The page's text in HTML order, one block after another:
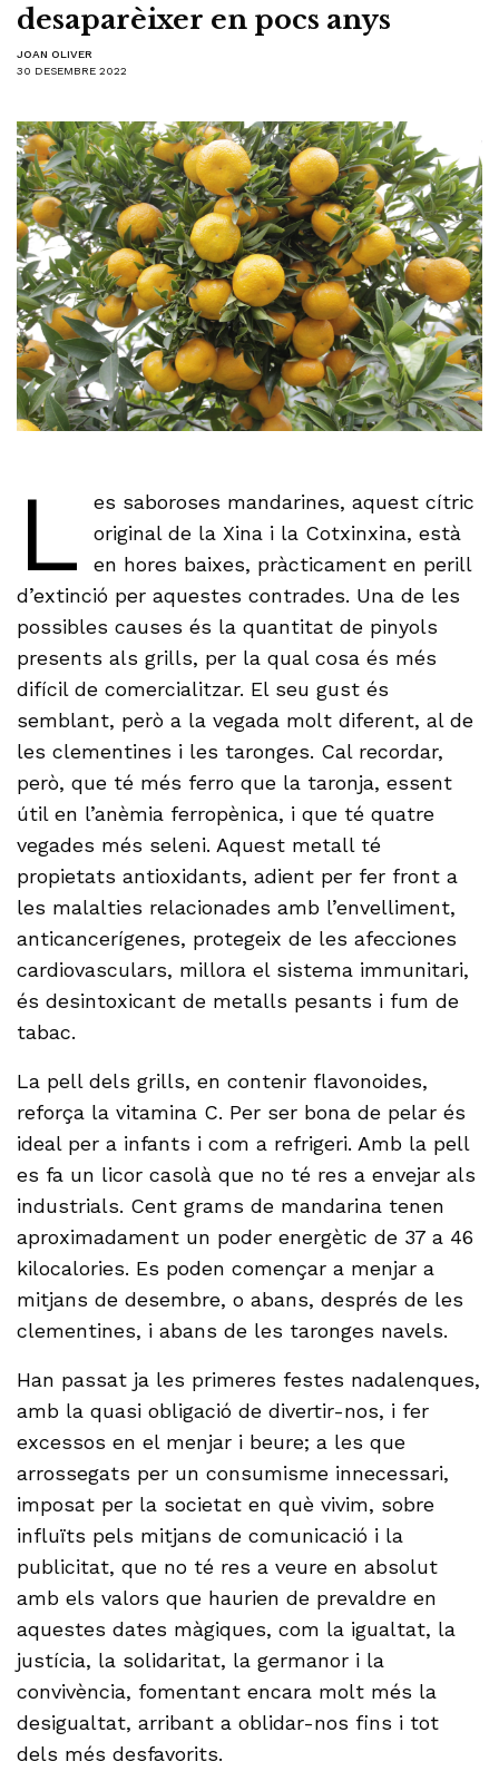
desaparèixer en pocs anys
JOAN OLIVER
30 DESEMBRE 2022
L
es saboroses mandarines, aquest cítric
original de la Xina i la Cotxinxina, està
en hores baixes, pràcticament en perill
d’extinció per aquestes contrades. Una de les
possibles causes és la quantitat de pinyols
presents als grills, per la qual cosa és més
difícil de comercialitzar. El seu gust és
semblant, però a la vegada molt diferent, al de
les clementines i les taronges. Cal recordar,
però, que té més ferro que la taronja, essent
útil en l’anèmia ferropènica, i que té quatre
vegades més seleni. Aquest metall té
propietats antioxidants, adient per fer front a
les malalties relacionades amb l’envelliment,
anticancerígenes, protegeix de les afecciones
cardiovasculars, millora el sistema immunitari,
és desintoxicant de metalls pesants i fum de
tabac.
La pell dels grills, en contenir flavonoides,
reforça la vitamina C. Per ser bona de pelar és
ideal per a infants i com a refrigeri. Amb la pell
es fa un licor casolà que no té res a envejar als
industrials. Cent grams de mandarina tenen
aproximadament un poder energètic de 37 a 46
kilocalories. Es poden començar a menjar a
mitjans de desembre, o abans, després de les
clementines, i abans de les taronges navels.
Han passat ja les primeres festes nadalenques,
amb la quasi obligació de divertir-nos, i fer
excessos en el menjar i beure; a les que
arrossegats per un consumisme innecessari,
imposat per la societat en què vivim, sobre
influïts pels mitjans de comunicació i la
publicitat, que no té res a veure en absolut
amb els valors que haurien de prevaldre en
aquestes dates màgiques, com la igualtat, la
justícia, la solidaritat, la germanor i la
convivència, fomentant encara molt més la
desigualtat, arribant a oblidar-nos fins i tot
dels més desfavorits.